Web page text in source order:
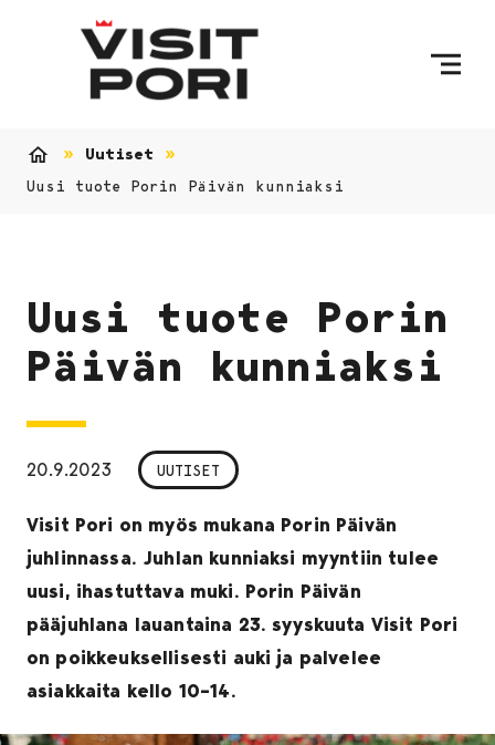
Uutiset
Uusi tuote Porin Päivän kunniaksi
Uusi tuote Porin
Päivän kunniaksi
20.9.2023 UUTISET
Visit Pori on myös mukana Porin Päivän
juhlinnassa. Juhlan kunniaksi myyntiin tulee
uusi, ihastuttava muki. Porin Päivän
pääjuhlana lauantaina 23. syyskuuta Visit Pori
on poikkeuksellisesti auki ja palvelee
asiakkaita kello 10–14.